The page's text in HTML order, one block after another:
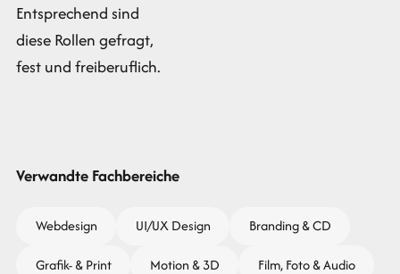
Entsprechend sind
diese Rollen gefragt,
fest und freiberuflich.
Verwandte Fachbereiche
Webdesign UI/UX Design Branding & CD
Grafik- & Print Motion & 3D Film, Foto & Audio